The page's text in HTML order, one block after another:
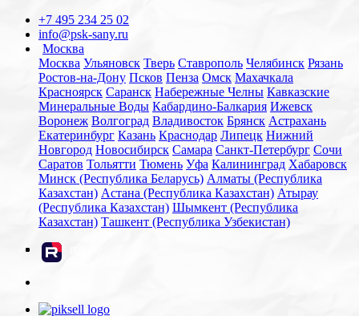
+7 495 234 25 02
info@psk-sany.ru
Москва
Москва Ульяновск Тверь Ставрополь Челябинск Рязань
Ростов-на-Дону Псков Пенза Омск Махачкала
Красноярск Саранск Набережные Челны Кавказские
Минеральные Воды Кабардино-Балкария Ижевск
Воронеж Волгоград Владивосток Брянск Астрахань
Екатеринбург Казань Краснодар Липецк Нижний
Новгород Новосибирск Самара Санкт-Петербург Сочи
Саратов Тольятти Тюмень Уфа Калининград Хабаровск
Минск (Республика Беларусь) Алматы (Республика
Казахстан) Астана (Республика Казахстан) Атырау
(Республика Казахстан) Шымкент (Республика
Казахстан) Ташкент (Республика Узбекистан)